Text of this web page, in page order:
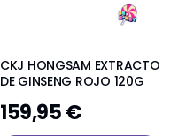
CKJ HONGSAM EXTRACTO
DE GINSENG ROJO 120G
159,95€